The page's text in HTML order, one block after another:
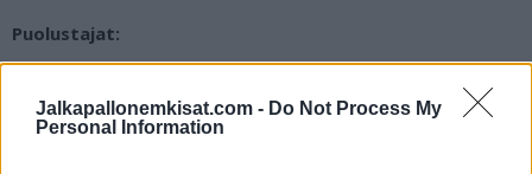
Jalkapallonemkisat.com - Do Not Process My
Personal Information
Puolustajat:
Ruben Dias (Manchester City)
Danilo Pereira (PSG)